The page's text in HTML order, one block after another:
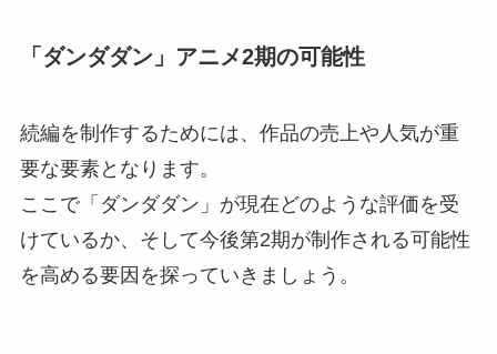
「ダンダダン」アニメ2期の可能性
続編を制作するためには、作品の売上や人気が重
要な要素となります。
ここで「ダンダダン」が現在どのような評価を受
けているか、そして今後第2期が制作される可能性
を高める要因を探っていきましょう。